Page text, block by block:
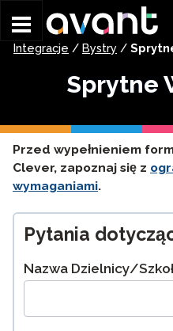
Integracje / Bystry /
Sprytne
Przed wypełnieniem
Clever, zapoznaj się z
wymaganiami.
Clever/ClassLink
Onboarding
Survey
Pytania
Nazwa Dzielnicy/